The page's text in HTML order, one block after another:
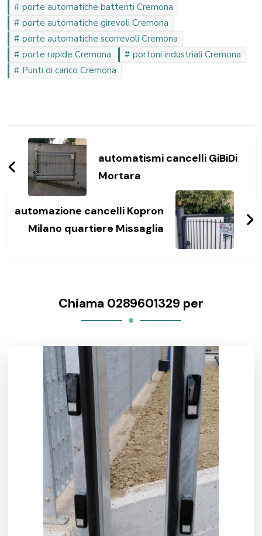
porte automatiche battenti Cremona
porte automatiche girevoli Cremona
porte automatiche scorrevoli Cremona
porte rapide Cremona
portoni industriali Cremona
Punti di carico Cremona
Navigazione
articoli
automatismi cancelli GiBiDi
Mortara
automazione cancelli Kopron
Milano quartiere Missaglia
Chiama 0289601329 per